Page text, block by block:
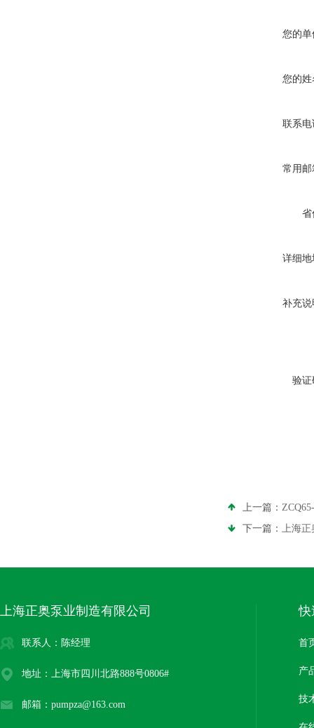
您的单
您的姓
联系电
常用邮
省
详细地
补充说
验证
上一篇：
下一篇： 上海正
上海正奥泵业制造有限公司
联系人：陈经理
地址：上海市四川北路888号0806#
邮箱：pumpza@163.com
快
首
产
技